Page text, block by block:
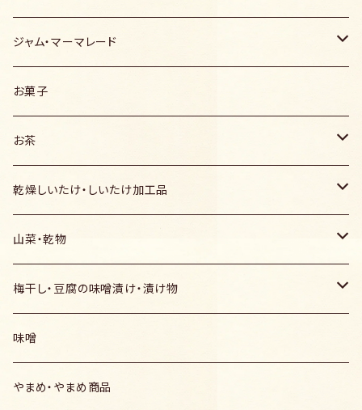
赤
粉末ゆず胡椒・ゆず一味
ゆず胡椒味噌だれ
ゆず胡椒オリーブ
黄
ゆずポン酢
ゆずポン酢
赤酒ゆずポン酢
ゆず一味・ゆず七味唐辛子
ゆずマーマレード
ゆずゼリー・キャンディ
ゆず調味料
唐辛子にんにく
ゆずポン酢
液体ゆず胡椒
ゆず胡椒醤油
粉末調味料
粉末ゆず胡椒・ゆず一味
ゆず七味
生姜パウダー
山椒調味料
山椒唐辛子
ゆず調味料
ジャム・マーマレード
ゆずマーマレード
ブルーベリージャム
お菓子
お茶
緑茶
ほうじ茶
和紅茶
粉末緑茶
ティーバッグ茶
乾燥しいたけ・しいたけ加工品
乾燥椎茸 どんこ
乾燥椎茸 丸葉
乾燥椎茸 スライス
しいたけ素麺
山菜・乾物
山椒加工品
ふきのとう加工品
乾燥わらび・ぜんまい
梅干し・豆腐の味噌漬け・漬け物
梅干し
豆腐の味噌漬け
味噌
やまめ・やまめ商品